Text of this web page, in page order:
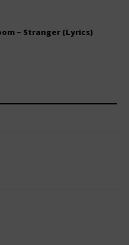
– Stranger (Lyrics)